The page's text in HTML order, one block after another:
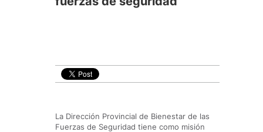
La Dirección Provincial de Bienestar de las
Fuerzas de Seguridad tiene como misión